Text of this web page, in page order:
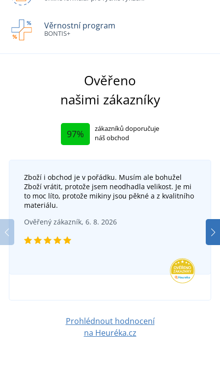
Věrnostní program
BONTIS+
Ověřeno
našimi zákazníky
97%
zákazníků doporučuje
náš obchod
Zboží i obchod je v pořádku. Musím ale bohužel
Zboží vrátit, protože jsem neodhadla velikost. Je mi
to moc líto, protože mikiny jsou pěkné a z kvalitního
materiálu.
Ověřený zákazník, 6. 8. 2026
Prohlédnout hodnocení
na Heuréka.cz